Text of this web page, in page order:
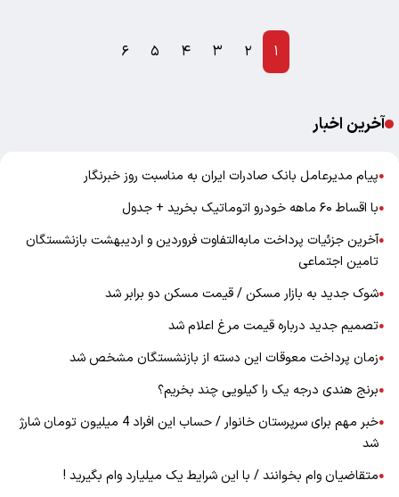
۱ ۲ ۳ ۴ ۵ ۶
آخرین اخبار
●پیام مدیرعامل بانک صادرات ایران به مناسبت روز خبرنگار
●با اقساط ۶۰ ماهه خودرو اتوماتیک بخرید + جدول
●آخرین جزئیات پرداخت مابه‌التفاوت فروردین و اردیبهشت بازنشستگان
تامین اجتماعی
●شوک جدید به بازار مسکن / قیمت مسکن دو برابر شد
●تصمیم جدید درباره قیمت مرغ اعلام شد
●زمان پرداخت معوقات این دسته از بازنشستگان مشخص شد
●برنج هندی درجه یک را کیلویی چند بخریم؟
●
خبر مهم برای سرپرستان خانوار / حساب این افراد 4 میلیون تومان شارژ
شد
●متقاضیان وام بخوانند / با این شرایط یک میلیارد وام بگیرید !